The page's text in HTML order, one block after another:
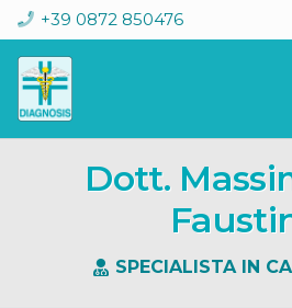
+39 0872 850476
Dott.
SPECIALISTA IN